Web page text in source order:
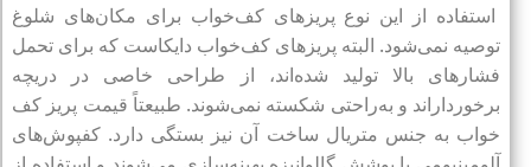
استفاده از این نوع پریزهای کف‌خواب برای مکان‌های شلوغ
توصیه نمی‌شود. البته پریزهای کف‌خواب دایکاست که برای تحمل
فشارهای بالا تولید شده‌اند، از طراحی خاصی در دریچه
برخورداراند و به‌راحتی شکسته نمی‌شوند. طبیعتاً قیمت پریز کف
خواب به جنس متریال ساخت آن نیز بستگی دارد. کفپوش‌های